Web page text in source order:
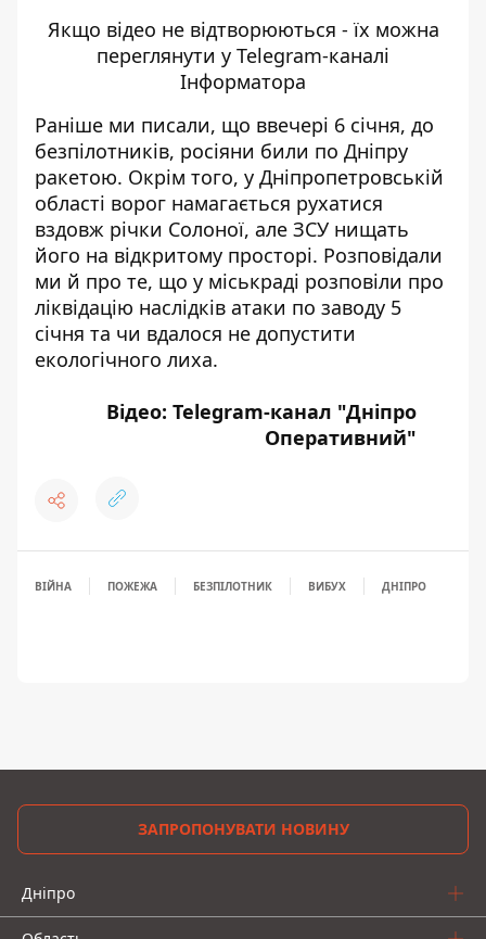
Якщо відео не відтворюються - їх можна
переглянути у Telegram-каналі
Інформатора
Раніше ми писали, що ввечері 6 січня, до
безпілотників, росіяни били по Дніпру
ракетою. Окрім того, у Дніпропетровській
області ворог намагається рухатися
вздовж річки Солоної, але ЗСУ нищать
його на відкритому просторі. Розповідали
ми й про те, що у міськраді розповіли про
ліквідацію наслідків атаки по заводу 5
січня та чи вдалося не допустити
екологічного лиха.
Відео: Telegram-канал "Дніпро
Оперативний"
ВІЙНА ПОЖЕЖА БЕЗПІЛОТНИК ВИБУХ ДНІПРО
ЗАПРОПОНУВАТИ НОВИНУ
Дніпро